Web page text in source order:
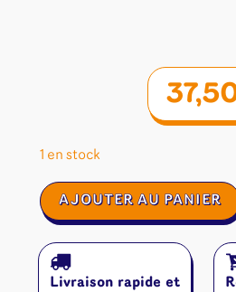
1 en stock
quantité
de
Aventuriers
du
Rail
AJOUTER AU PANIER
Livraison rapide et